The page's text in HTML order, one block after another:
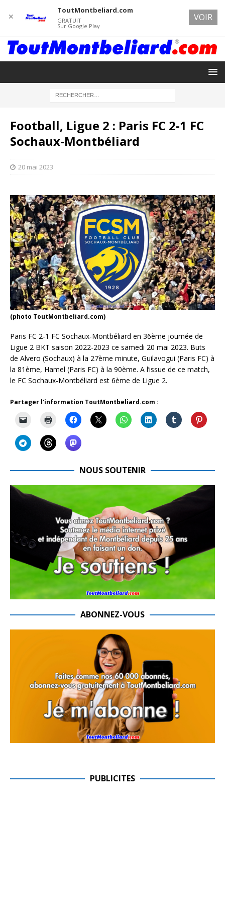
Football, Ligue 2 : Paris FC 2-1 FC
Sochaux-Montbéliard
20 mai 2023
(photo ToutMontbeliard.com)
Paris FC 2-1 FC Sochaux-Montbéliard en 36ème journée de
Ligue 2 BKT saison 2022-2023 ce samedi 20 mai 2023. Buts
de Alvero (Sochaux) à la 27ème minute, Guilavogui (Paris FC) à
la 81ème, Hamel (Paris FC) à la 90ème. A l’issue de ce match,
le FC Sochaux-Montbéliard est 6ème de Ligue 2.
Partager l'information ToutMontbeliard.com :
NOUS SOUTENIR
ABONNEZ-VOUS
PUBLICITES
✕
ToutMontbeliard.com
GRATUIT
Sur Google Play
VOIR